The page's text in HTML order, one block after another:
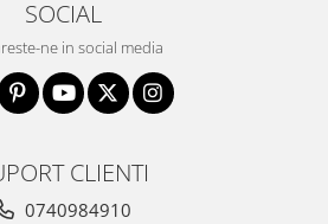
SOCIAL
ne in social media
CLIENTI
0740984910